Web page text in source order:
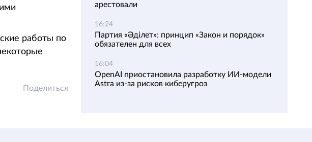
работы по
Поделиться
арестовали
16:24
Партия «Әділет»: принцип «Закон и порядок»
обязателен для всех
16:04
OpenAI приостановила разработку ИИ-модели
Astra из-за рисков киберугроз